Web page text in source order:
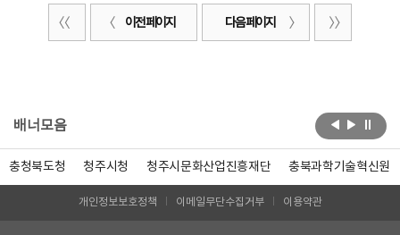
이전 페이지 다음 페이지
배너모음
충청북도청 청주시청 청주시문화산업진흥재단 충북과학기술혁신원
개인정보보호정책 이메일무단수집거부 이용약관